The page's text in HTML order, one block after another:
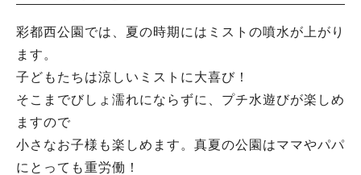
彩都西公園では、夏の時期にはミストの噴水が上がり
ます。
子どもたちは涼しいミストに大喜び！
そこまでびしょ濡れにならずに、プチ水遊びが楽しめ
ますので
小さなお子様も楽しめます。真夏の公園はママやパパ
にとっても重労働！